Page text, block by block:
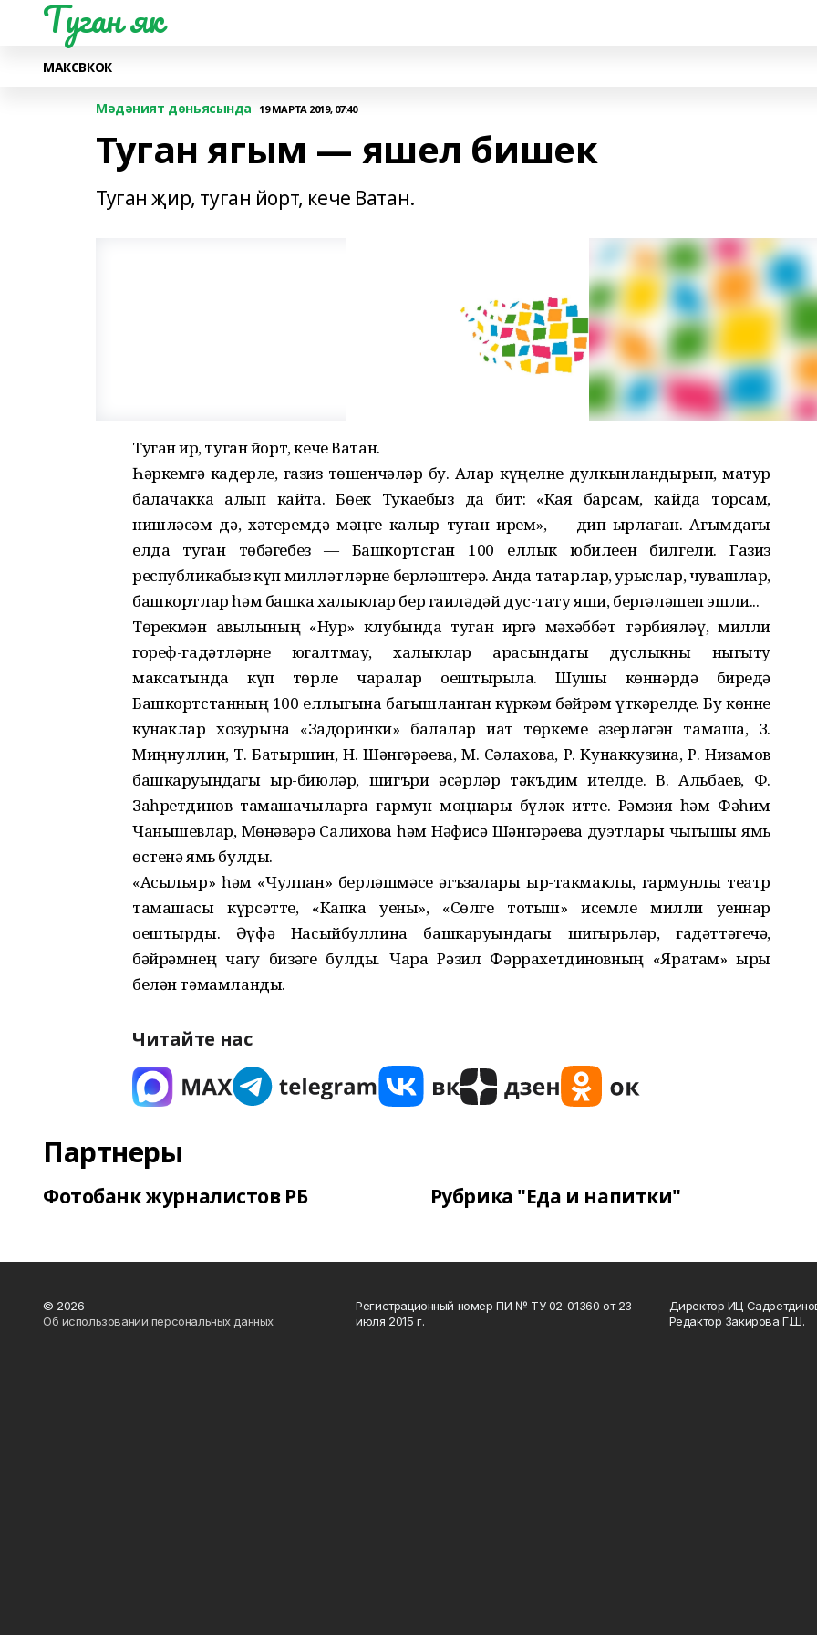
Туган як
МАКСВКОК
Мәдәният дөньясында 19 МАРТА 2019, 07:40
Туган ягым — яшел бишек
Туган җир, туган йорт, кече Ватан.
Туган җир, туган йорт, кече Ватан.
Һәркемгә кадерле, газиз төшенчәләр бу. Алар күңелне дулкынландырып, матур
балачакка алып кайта. Бөек Тукаебыз да бит: «Кая барсам, кайда торсам,
нишләсәм дә, хәтеремдә мәңге калыр туган җирем», — дип җырлаган. Агымдагы
елда туган төбәгебез — Башкортстан 100 еллык юбилеен билгели. Газиз
республикабыз күп милләтләрне берләштерә. Анда татарлар, урыслар, чувашлар,
башкортлар һәм башка халыклар бер гаиләдәй дус-тату яши, бергәләшеп эшли...
Төрекмән авылының «Нур» клубында туган җиргә мәхәббәт тәрбияләү, милли
гореф-гадәтләрне югалтмау, халыклар арасындагы дуслыкны ныгыту
максатында күп төрле чаралар оештырыла. Шушы көннәрдә биредә
Башкортстанның 100 еллыгына багышланган күркәм бәйрәм үткәрелде. Бу көнне
кунаклар хозурына «Задоринки» балалар иҗат төркеме әзерләгән тамаша, З.
Миңнуллин, Т. Батыршин, Н. Шәнгәрәева, М. Сәлахова, Р. Кунаккузина, Р. Низамов
башкаруындагы җыр-биюләр, шигъри әсәрләр тәкъдим ителде. В. Альбаев, Ф.
Заһретдинов тамашачыларга гармун моңнары бүләк итте. Рәмзия һәм Фәһим
Чанышевлар, Мөнәвәрә Салихова һәм Нәфисә Шәнгәрәева дуэтлары чыгышы ямь
өстенә ямь булды.
«Асыльяр» һәм «Чулпан» берләшмәсе әгъзалары җыр-такмаклы, гармунлы театр
тамашасы күрсәтте, «Капка уены», «Сөлге тотыш» исемле милли уеннар
оештырды. Әүфә Насыйбуллина башкаруындагы шигырьләр, гадәттәгечә,
бәйрәмнең чагу бизәге булды. Чара Рәзил Фәррахетдиновның «Яратам» җыры
белән тәмамланды.
Читайте нас
Партнеры
Фотобанк журналистов РБ Рубрика "Еда и напитки"
© 2026
Об использовании персональных данных
Регистрационный номер ПИ № ТУ 02-01360 от 23
июля 2015 г.
Директор ИЦ
Редактор Закирова Г.Ш.